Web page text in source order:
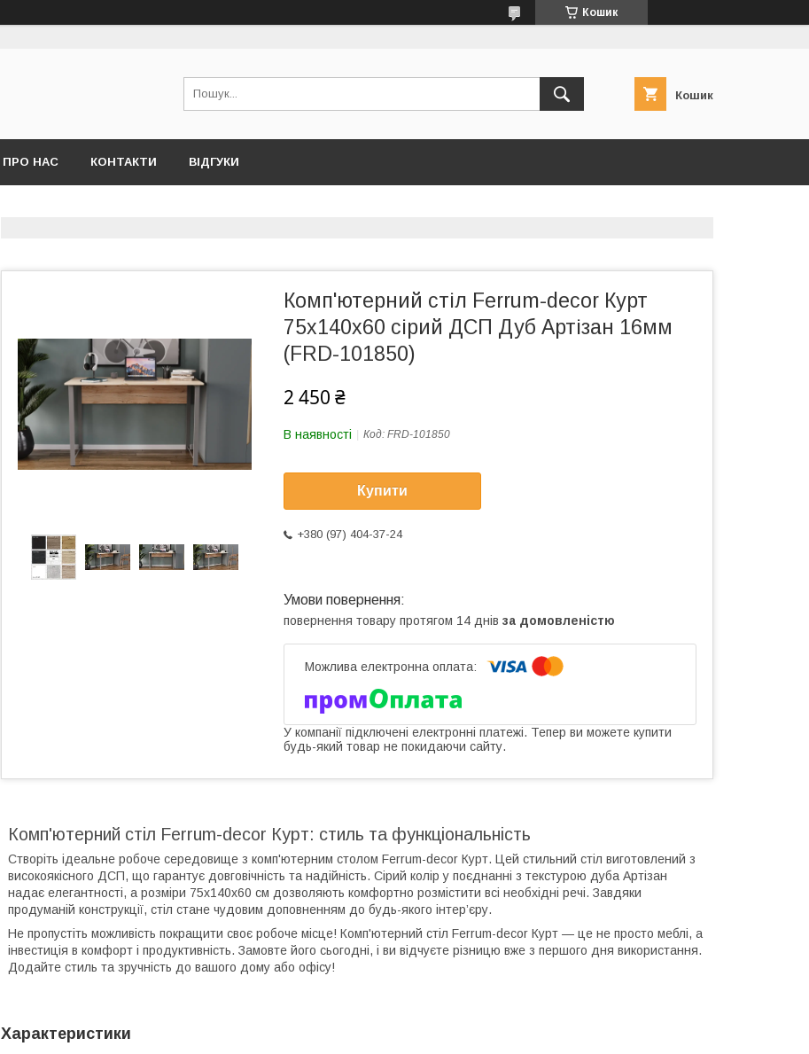
Кошик
Кошик
ПРО НАС КОНТАКТИ ВІДГУКИ
Комп'ютерний стіл Ferrum-decor Курт
75x140x60 сірий ДСП Дуб Артізан 16мм
(FRD-101850)
2 450 ₴
В наявності Код: FRD-101850
Купити
+380 (97) 404-37-24
повернення товару протягом 14 днів за домовленістю
У компанії підключені електронні платежі. Тепер ви можете купити
будь-який товар не покидаючи сайту.
Комп'ютерний стіл Ferrum-decor Курт: стиль та функціональність
Створіть ідеальне робоче середовище з комп'ютерним столом Ferrum-decor Курт. Цей стильний стіл виготовлений з
високоякісного ДСП, що гарантує довговічність та надійність. Сірий колір у поєднанні з текстурою дуба Артізан
надає елегантності, а розміри 75x140x60 см дозволяють комфортно розмістити всі необхідні речі. Завдяки
продуманій конструкції, стіл стане чудовим доповненням до будь-якого інтер’єру.
Не пропустіть можливість покращити своє робоче місце! Комп'ютерний стіл Ferrum-decor Курт — це не просто меблі, а
інвестиція в комфорт і продуктивність. Замовте його сьогодні, і ви відчуєте різницю вже з першого дня використання.
Додайте стиль та зручність до вашого дому або офісу!
Характеристики